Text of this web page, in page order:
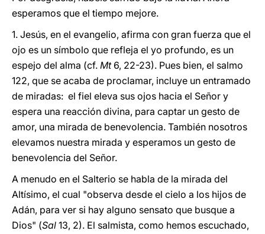
esperamos que el tiempo mejore.
1. Jesús, en el evangelio, afirma con gran fuerza que el
ojo es un símbolo que refleja el yo profundo, es un
espejo del alma (cf. Mt6, 22-23). Pues bien, el salmo
122, que se acaba de proclamar, incluye un entramado
de miradas: el fiel eleva sus ojos hacia el Señor y
espera una reacción divina, para captar un gesto de
amor, una mirada de benevolencia. También nosotros
elevamos nuestra mirada y esperamos un gesto de
benevolencia del Señor.
A menudo en el Salterio se habla de la mirada del
Altísimo, el cual "observa desde el cielo a los hijos de
Adán, para ver si hay alguno sensato que busque a
Dios" (Sal 13, 2). El salmista, como hemos escuchado,